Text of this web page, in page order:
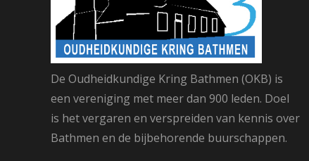
De Oudheidkundige Kring Bathmen (OKB) is
een vereniging met meer dan 900 leden. Doel
is het vergaren en verspreiden van kennis over
Bathmen en de bijbehorende buurschappen.